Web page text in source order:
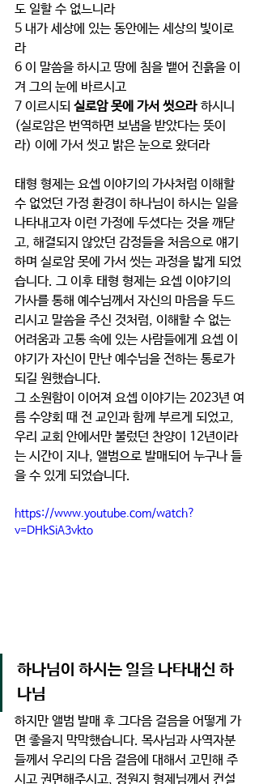
도 일할 수 없느니라
5 내가 세상에 있는 동안에는 세상의 빛이로
라
6 이 말씀을 하시고 땅에 침을 뱉어 진흙을 이
겨 그의 눈에 바르시고
7 이르시되 실로암 못에 가서 씻으라 하시니
(실로암은 번역하면 보냄을 받았다는 뜻이
라) 이에 가서 씻고 밝은 눈으로 왔더라
태형 형제는 요셉 이야기의 가사처럼 이해할
수 없었던 가정 환경이 하나님이 하시는 일을
나타내고자 이런 가정에 두셨다는 것을 깨닫
고, 해결되지 않았던 감정들을 처음으로 얘기
하며 실로암 못에 가서 씻는 과정을 밟게 되었
습니다. 그 이후 태형 형제는 요셉 이야기의
가사를 통해 예수님께서 자신의 마음을 두드
리시고 말씀을 주신 것처럼, 이해할 수 없는
어려움과 고통 속에 있는 사람들에게 요셉 이
야기가 자신이 만난 예수님을 전하는 통로가
되길 원했습니다.
그 소원함이 이어져 요셉 이야기는 2023년 여
름 수양회 때 전 교인과 함께 부르게 되었고,
우리 교회 안에서만 불렀던 찬양이 12년이라
는 시간이 지나, 앨범으로 발매되어 누구나 들
을 수 있게 되었습니다.
https://www.youtube.com/watch?
v=DHkSiA3vkto
하나님이 하시는 일을 나타내신 하
나님
하지만 앨범 발매 후 그다음 걸음을 어떻게 가
면 좋을지 막막했습니다. 목사님과 사역자분
들께서 우리의 다음 걸음에 대해서 고민해 주
시고 권면해주시고, 정원지 형제님께서 컨설